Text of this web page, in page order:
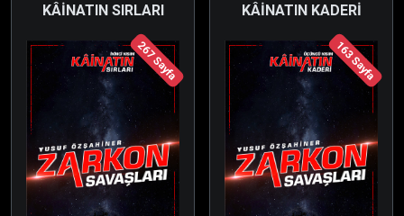
KÂİNATIN SIRLARI
267 Sayfa
KÂİNATIN KADERİ
163 Sayfa